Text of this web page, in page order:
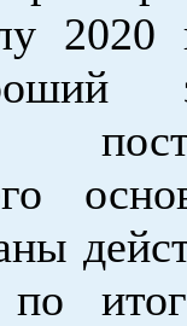
2020